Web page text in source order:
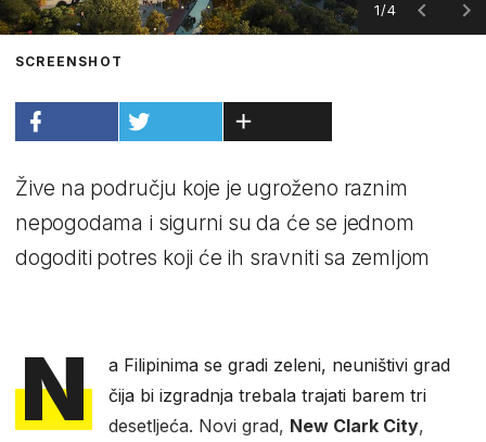
1/4
SCREENSHOT
Žive na području koje je ugroženo raznim
nepogodama i sigurni su da će se jednom
dogoditi potres koji će ih sravniti sa zemljom
N
a Filipinima se gradi zeleni, neuništivi grad
čija bi izgradnja trebala trajati barem tri
desetljeća. Novi grad, New Clark City,